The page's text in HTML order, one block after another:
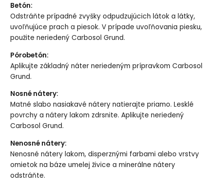
Betón:
Odstráňte prípadné zvyšky odpudzujúcich látok a látky,
uvoľňujúce prach a piesok. V prípade uvoľňovania piesku,
použite neriedený Carbosol Grund.
Pórobetón:
Aplikujte základný náter neriedeným prípravkom Carbosol
Grund.
Nosné nátery:
Matné slabo nasiakavé nátery natierajte priamo. Lesklé
povrchy a nátery lakom zdrsnite. Aplikujte neriedený
Carbosol Grund.
Nenosné nátery:
Nenosné nátery lakom, disperznými farbami alebo vrstvy
omietok na báze umelej živice a minerálne nátery
odstráňte.